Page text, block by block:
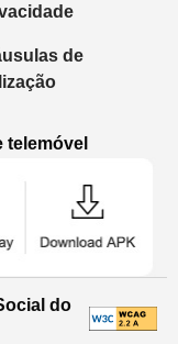
de
telemóvel
do